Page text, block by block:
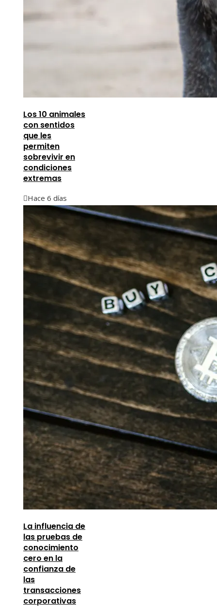
Los 10 animales
con sentidos
que les
permiten
sobrevivir en
condiciones
extremas
Hace 6 días
La influencia de
las pruebas de
conocimiento
cero en la
confianza de
las
transacciones
corporativas